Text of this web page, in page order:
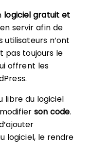
logiciel gratuit et
servir afin de
utilisateurs n’ont
pas toujours le
offrent les
libre du logiciel
son code.
logiciel, le rendre